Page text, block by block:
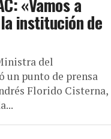
«Vamos a
institución de
del
un punto de prensa
Florido Cisterna,